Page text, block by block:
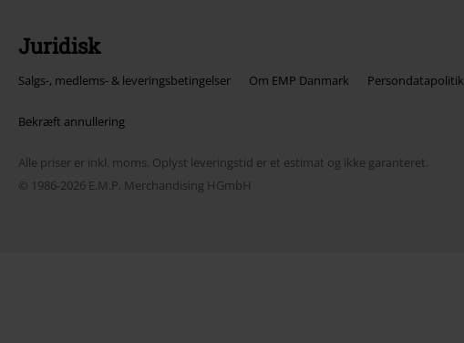
Juridisk
Salgs-, medlems- & leveringsbetingelser Om EMP Danmark Persondatapolitik
Bekræft annullering
Alle priser er inkl. moms. Oplyst leveringstid er et estimat og ikke garanteret.
© 1986-2026 E.M.P. Merchandising HGmbH